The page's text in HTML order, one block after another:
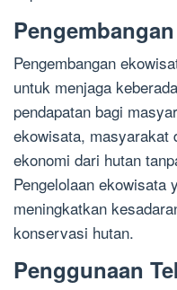
Pengembangan
untuk menjaga
pendapatan bagi
ekowisata, masyarakat
ekonomi dari hutan
Pengelolaan ekowisata
meningkatkan
konservasi hutan.
Penggunaan